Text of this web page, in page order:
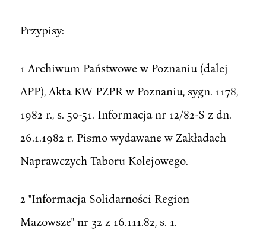
Przypisy:
1 Archiwum Państwowe w Poznaniu (dalej
APP), Akta KW PZPR w Poznaniu, sygn. 1178,
1982 r., s. 50-51. Informacja nr 12/82-S z dn.
26.1.1982 r. Pismo wydawane w Zakładach
Naprawczych Taboru Kolejowego.
2 "Informacja Solidarności Region
Mazowsze" nr 32 z 16.111.82, s. 1.